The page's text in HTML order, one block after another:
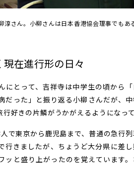
淳さん。小柳さんは日本香港協会理事でもあ
在進行形の日々
とって、吉祥寺は中学生の頃から
だった」と振り返る小柳さんだが、
好きの片鱗がうかがえるようになって
で東京から鹿児島まで、普通の急行
行きましたが、ちょうど大分県に差
ッと盛り上がったのを覚えています